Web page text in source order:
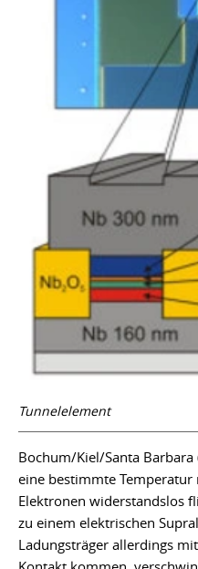
Tunnelelement
Bochum/Kiel/Santa
eine bestimmte
Elektronen widerstandslos
zu einem elektrischen
Ladungsträger allerdings